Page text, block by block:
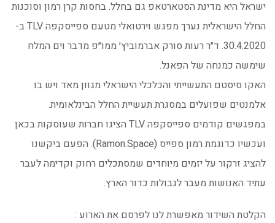
ישראל היא מדינת הסטארטאפ גם בחלל. בחסות קרן רמון וסוכנות
החלל הישראלית נערך מפגש וירטואלי מטעם ספייסקפה TLV ב-
30.4.2020. ד״ר רעות סורק אברמוביץ׳ ממו״פ מדבר וים המלח
שימשה כמנחה של הפאנל.
האקו סיסטם התעשייתי והכלכלי הישראלי מגוון מאד ויש בו
אלמנטים שפועלים במסגרת תעשיית החלל הבינלאומית.
במפגשים קודמים ספייסקפה TLV הציגו חברות שעוסקות בכאן
ועכשיו כדוגמת רמון ספייס (Ramon.Space). הפעם ביקשנו
להציג זרקור על יזמים מיוחדים שמסתכלים רחוק וקדימה לעבר
עתיד האנושות מעבר לגבולות כדור הארץ.
הקלטת השידור מאפשרת לנו לפרסם את הארוע :